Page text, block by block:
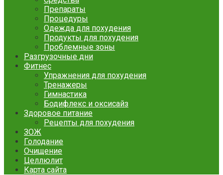
Препараты
Процедуры
Одежда для похудения
Продукты для похудения
Проблемные зоны
Разгрузочные дни
Фитнес
Упражнения для похудения
Тренажеры
Гимнастика
Бодифлекс и оксисайз
Здоровое питание
Рецепты для похудения
ЗОЖ
Голодание
Очищение
Целлюлит
Карта сайта